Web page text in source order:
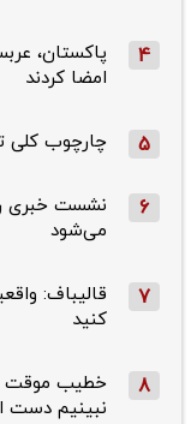
4
پاکستان،
امضا کردند
5 چارچوب
6
نشست خبری
می‌شود
7
قالیباف:
کنید
8
خطیب موقت
نبینیم دست